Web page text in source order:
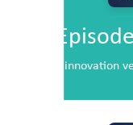
L’innovation